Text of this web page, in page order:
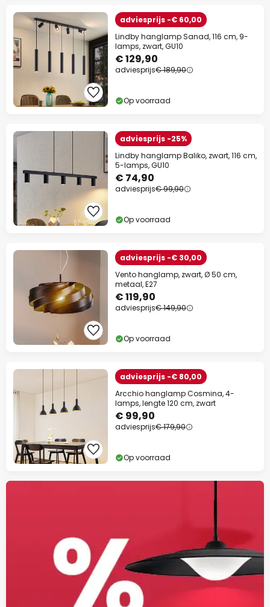
adviesprijs -€ 60,00
Lindby hanglamp Sanad, 116 cm, 9-
lamps, zwart, GU10
€ 129,90
adviesprijs€ 189,90
Op voorraad
adviesprijs -25%
Lindby hanglamp Baliko, zwart, 116 cm,
5-lamps, GU10
€ 74,90
adviesprijs€ 99,90
Op voorraad
adviesprijs -€ 30,00
Vento hanglamp, zwart, Ø 50 cm,
metaal, E27
€ 119,90
adviesprijs€ 149,90
Op voorraad
adviesprijs -€ 80,00
Arcchio hanglamp Cosmina, 4-
lamps, lengte 120 cm, zwart
€ 99,90
adviesprijs€ 179,90
Op voorraad